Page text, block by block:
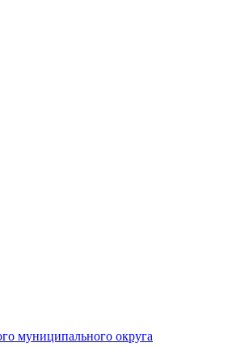
муниципального округа